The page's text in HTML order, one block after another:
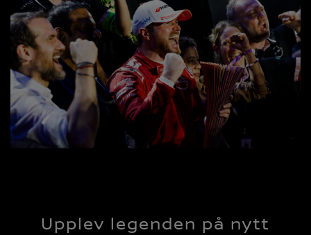
Upplev legenden på nytt